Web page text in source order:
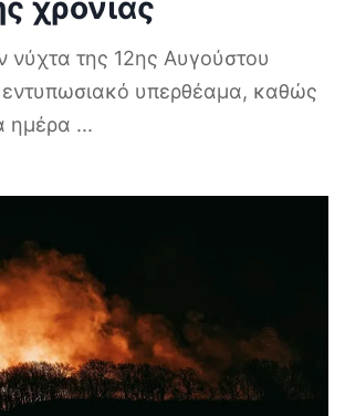
νύχτα της 12ης Αυγούστου
εντυπωσιακό υπερθέαμα, καθώς
ημέρα ...